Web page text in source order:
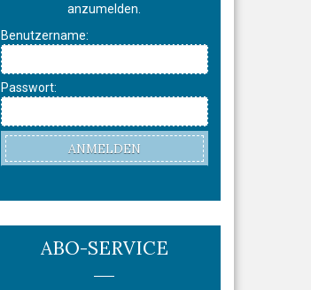
anzumelden.
Benutzername:
Passwort:
ANMELDEN
ABO-SERVICE